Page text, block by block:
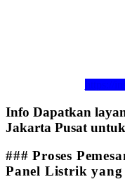
Info Dapatkan
Jakarta Pusat
### Proses
Panel Listrik yang